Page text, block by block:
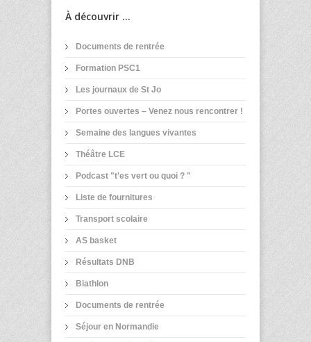
À découvrir ...
Documents de rentrée
Formation PSC1
Les journaux de St Jo
Portes ouvertes – Venez nous rencontrer !
Semaine des langues vivantes
Théâtre LCE
Podcast "t'es vert ou quoi ? "
Liste de fournitures
Transport scolaire
AS basket
Résultats DNB
Biathlon
Documents de rentrée
Séjour en Normandie